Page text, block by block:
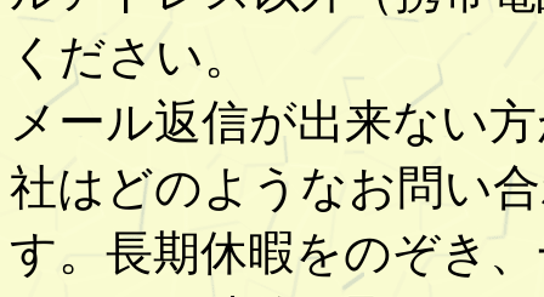
ください。
メール返信が出来ない
社はどのようなお問い
す。長期休暇をのぞき